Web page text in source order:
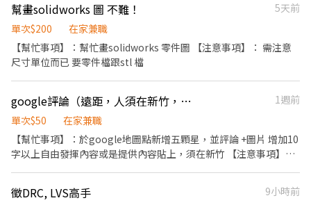
應徵此工作。 4.google評論永久不得刪評，保密商家資訊。 5.細節
部分可以直接私訊，我們將詳細說明。 6.評論內容及照片統一提
供，僅需複製貼上。 7. 帳號一組 8.目前需求3名評論員，如未即時
回覆可能會請您延後評論！（審核訊息眾多，會主動聯繫符合資格
業》
幫畫solidworks 圖 不難！
5天前
單次$200
在家兼職
【幫忙事項】：幫忙畫solidworks 零件圖 【注意事項】： 需注意
尺寸單位而已 要零件檔跟stl 檔
google評論（遠距，人須在新竹，限一個帳號）
1週前
單次$50
在家兼職
【幫忙事項】：於google地圖點新增五顆星，並評論 +圖片 增加10
字以上自由發揮內容或是提供內容貼上，須在新竹 【注意事項】：
若評論被屏蔽或無顯示皆不符合該任務。 5.匯款可使用任何一家銀
徵DRC, LVS高手 9小時前